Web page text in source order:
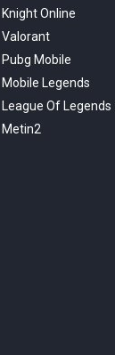
Knight Online
Valorant
Pubg Mobile
Mobile Legends
League Of Legends
Metin2